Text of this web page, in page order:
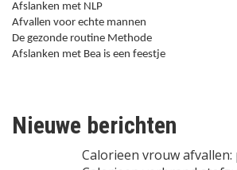
Afslanken met NLP
Afvallen voor echte mannen
De gezonde routine Methode
Afslanken met Bea is een feestje
Nieuwe berichten
Calorieen vrouw